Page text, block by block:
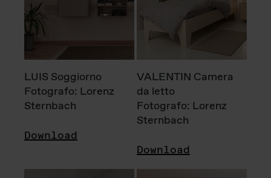
LUIS Soggiorno
Fotografo: Lorenz
Sternbach
Download
VALENTIN Camera
da letto
Fotografo: Lorenz
Sternbach
Download